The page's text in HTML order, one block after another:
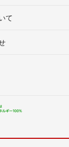
て